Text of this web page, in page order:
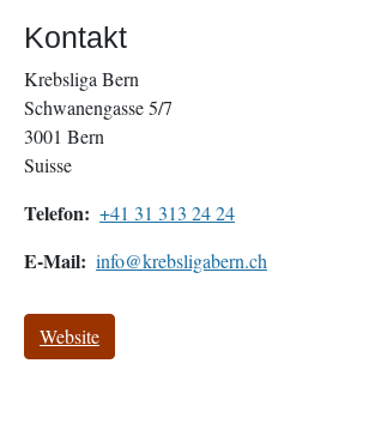
Kontakt
Krebsliga Bern
Schwanengasse 5/7
3001 Bern
Suisse
Telefon +41 31 313 24 24
E-Mail info@krebsligabern.ch
Website